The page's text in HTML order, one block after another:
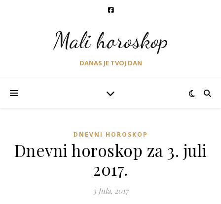
Mali horoskop
DANAS JE TVOJ DAN
DNEVNI HOROSKOP
Dnevni horoskop za 3. juli
2017.
3 Jula, 2017